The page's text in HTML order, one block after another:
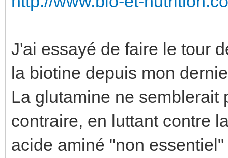
J'ai essayé de faire le tour
la biotine depuis mon
La glutamine ne semblerait
contraire, en luttant contre
acide aminé "non